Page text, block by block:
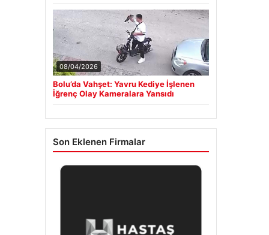
08/04/2026
Bolu’da Vahşet: Yavru Kediye İşlenen
İğrenç Olay Kameralara Yansıdı
Son Eklenen Firmalar